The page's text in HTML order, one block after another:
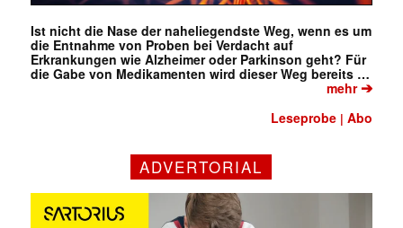
Ist nicht die Nase der naheliegendste Weg, wenn es um
die Entnahme von Proben bei Verdacht auf
Erkrankungen wie Alzheimer oder Parkinson geht? Für
die Gabe von Medikamenten wird dieser Weg bereits …
mehr➔
Leseprobe |Abo
ADVERTORIAL